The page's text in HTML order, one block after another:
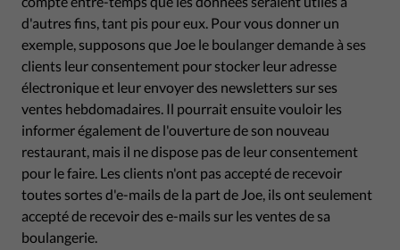
d'autres fins, tant pis pour eux. Pour vous donner un
exemple, supposons que Joe le boulanger demande à ses
clients leur consentement pour stocker leur adresse
électronique et leur envoyer des newsletters sur ses
ventes hebdomadaires. Il pourrait ensuite vouloir les
informer également de l'ouverture de son nouveau
restaurant, mais il ne dispose pas de leur consentement
pour le faire. Les clients n'ont pas accepté de recevoir
toutes sortes d'e-mails de la part de Joe, ils ont seulement
accepté de recevoir des e-mails sur les ventes de sa
boulangerie.